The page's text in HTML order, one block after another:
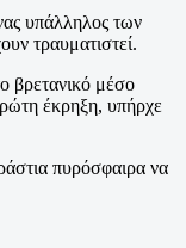
υπάλληλος των
τραυματιστεί.
βρετανικό μέσο
έκρηξη, υπήρχε
πυρόσφαιρα να